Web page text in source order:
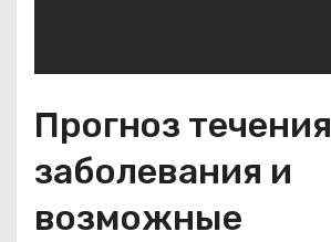
Прогноз течения
заболевания и
возможные